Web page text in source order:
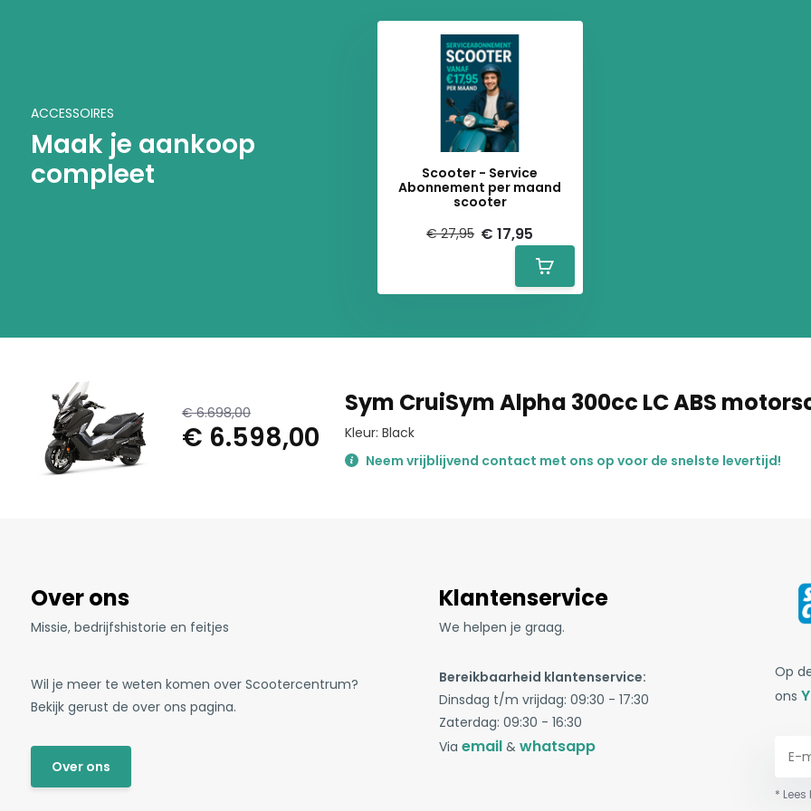
ACCESSOIRES
Maak je aankoop
compleet
Scooter - Service
Abonnement per maand
scooter
€ 27,95 € 17,95
€ 6.698,00
€ 6.598,00
Sym CruiSym Alpha 300cc LC ABS
Kleur: Black
Neem vrijblijvend contact met ons op voor de snelste levertijd!
Over ons
Missie, bedrijfshistorie en feitjes
Wil je meer te weten komen over Scootercentrum?
Bekijk gerust de over ons pagina.
Over ons
Klantenservice
We helpen je graag.
Bereikbaarheid klantenservice:
Dinsdag t/m vrijdag: 09:30 - 17:30
Zaterdag: 09:30 - 16:30
Via email& whatsapp
Op
ons
*